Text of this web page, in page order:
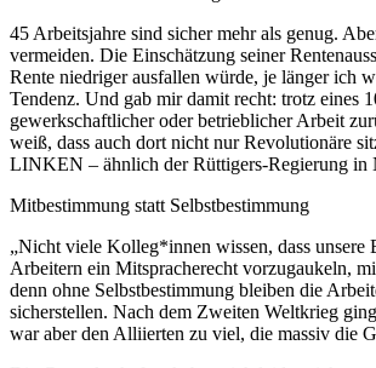
45 Arbeitsjahre sind sicher mehr als genug.
vermeiden. Die Einschätzung seiner
Rente niedriger ausfallen würde, je länger ich
Tendenz. Und gab mir damit recht: trotz eines
gewerkschaftlicher oder betrieblicher Arbeit
weiß, dass auch dort nicht nur Revolutionäre
LINKEN – ähnlich der Rüttigers-Regierung in
Mitbestimmung statt Selbstbestimmung
„Nicht viele Kolleg*innen wissen, dass
Arbeitern ein Mitspracherecht vorzugaukeln,
denn ohne Selbstbestimmung bleiben die
sicherstellen. Nach dem Zweiten Weltkrieg
war aber den Alliierten zu viel, die massiv die